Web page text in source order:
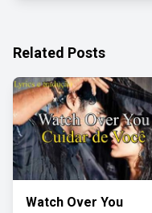
Related Posts
Watch Over You